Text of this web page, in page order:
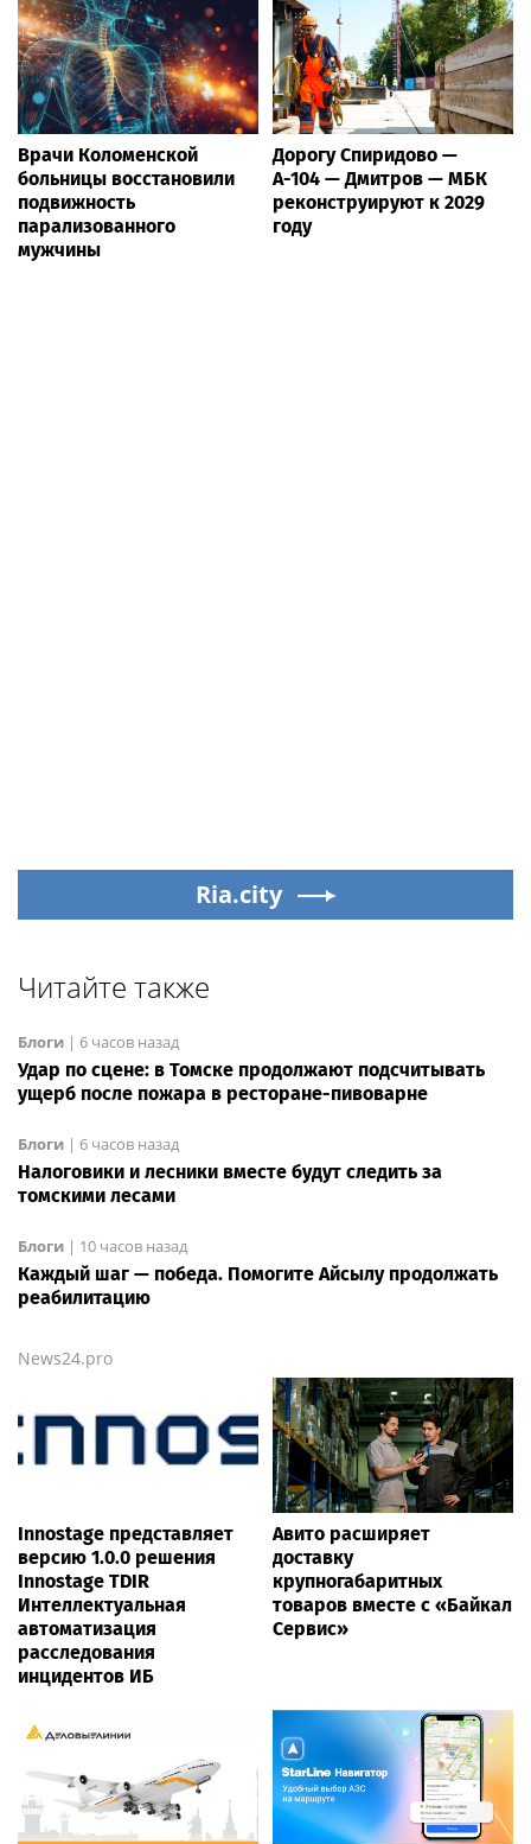
Врачи Коломенской
больницы восстановили
подвижность
парализованного
мужчины
Дорогу Спиридово —
А-104 — Дмитров — МБК
реконструируют к 2029
году
Ria.city
Читайте также
Блоги | 6 часов назад
Удар по сцене: в Томске продолжают подсчитывать
ущерб после пожара в ресторане-пивоварне
Блоги | 6 часов назад
Налоговики и лесники вместе будут следить за
томскими лесами
Блоги | 10 часов назад
Каждый шаг — победа. Помогите Айсылу продолжать
реабилитацию
News24.pro
Innostage представляет
версию 1.0.0 решения
Innostage TDIR
Интеллектуальная
автоматизация
расследования
инцидентов ИБ
Авито расширяет
доставку
крупногабаритных
товаров вместе с «Байкал
Сервис»